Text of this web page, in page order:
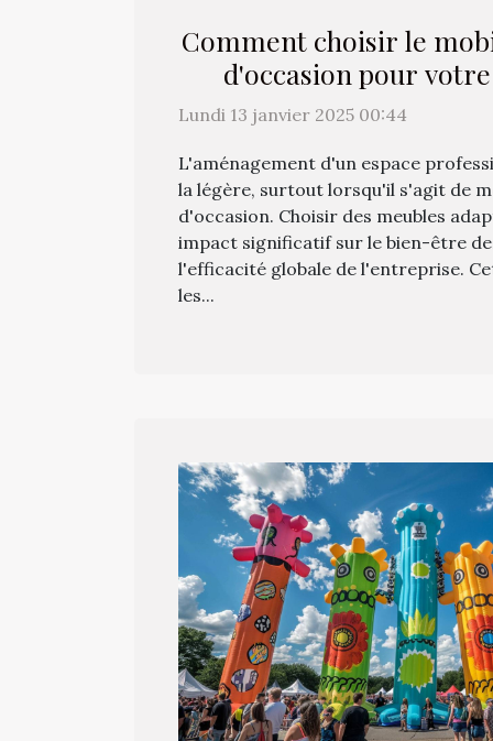
Comment choisir le
d'occasion pour
Lundi 13 janvier 2025 00:44
L'aménagement d'un espace
la légère, surtout lorsqu'il s'agit de
d'occasion. Choisir des meubles
impact significatif sur le bien-être
l'efficacité globale de l'entreprise.
les...